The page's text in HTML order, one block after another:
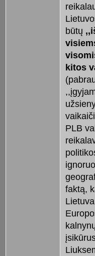
būtų
kitos
PLB
faktą,